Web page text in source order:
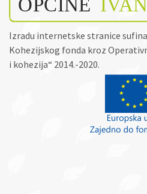
Izradu internetske stranice
Kohezijskog fonda kroz
i kohezija“ 2014.-2020.